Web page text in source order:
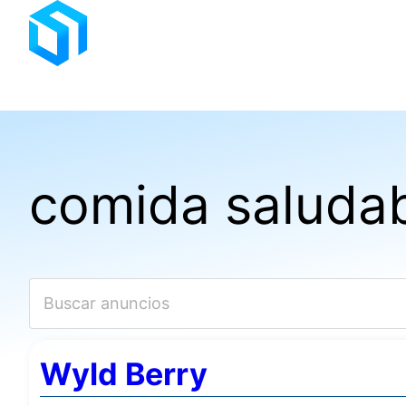
Saltar
contenido
comida
Wyld Berry